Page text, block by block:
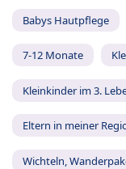
Babys Hautpflege
7-12 Monate
Kleinkinder im 3.
Eltern in meiner
Wichteln,